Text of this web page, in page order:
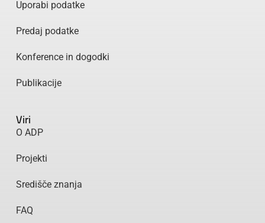
Uporabi podatke
Predaj podatke
Konference in dogodki
Publikacije
Viri
O ADP
Projekti
Središče znanja
FAQ